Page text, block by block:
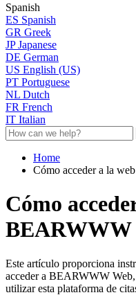
Spanish
ES Spanish
GR Greek
JP Japanese
DE German
US English (US)
PT Portuguese
NL Dutch
FR French
IT Italian
Home
Cómo acceder a la
Cómo
BEARWWW
Este artículo proporciona
acceder a BEARWWW
utilizar esta plataforma de